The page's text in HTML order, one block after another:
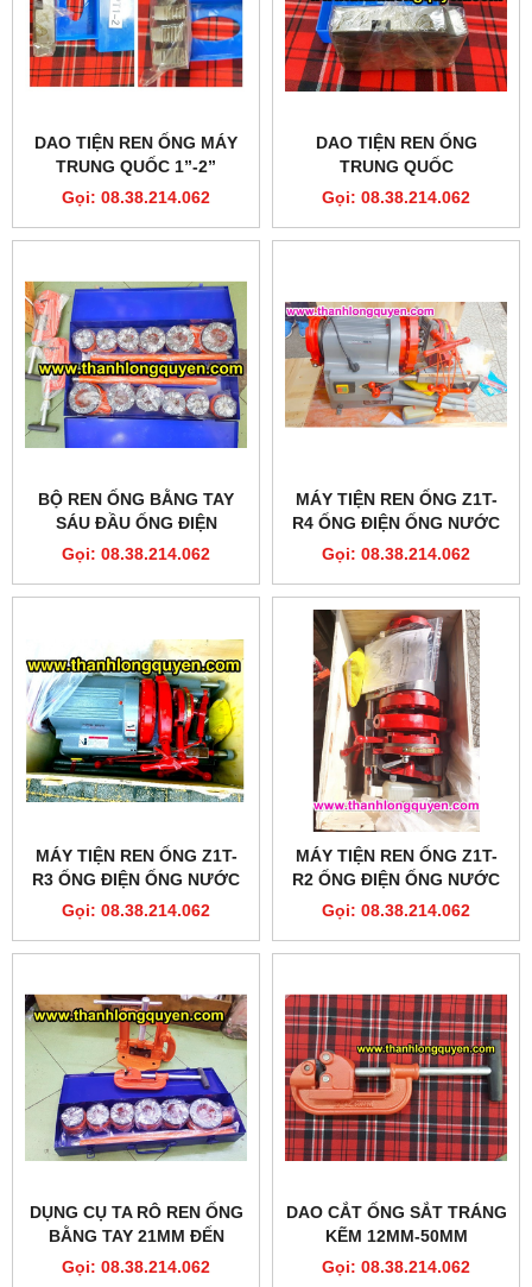
DAO TIỆN REN ỐNG MÁY
TRUNG QUỐC 1”-2”
Gọi: 08.38.214.062
DAO TIỆN REN ỐNG
TRUNG QUỐC
Gọi: 08.38.214.062
BỘ REN ỐNG BẰNG TAY
SÁU ĐẦU ỐNG ĐIỆN
Gọi: 08.38.214.062
MÁY TIỆN REN ỐNG Z1T-
R4 ỐNG ĐIỆN ỐNG NƯỚC
Gọi: 08.38.214.062
MÁY TIỆN REN ỐNG Z1T-
R3 ỐNG ĐIỆN ỐNG NƯỚC
Gọi: 08.38.214.062
MÁY TIỆN REN ỐNG Z1T-
R2 ỐNG ĐIỆN ỐNG NƯỚC
Gọi: 08.38.214.062
DỤNG CỤ TA RÔ REN ỐNG
BẰNG TAY 21MM ĐẾN
60MM 60WA
Gọi: 08.38.214.062
DAO CẮT ỐNG SẮT TRÁNG
KẼM 12MM-50MM
Gọi: 08.38.214.062